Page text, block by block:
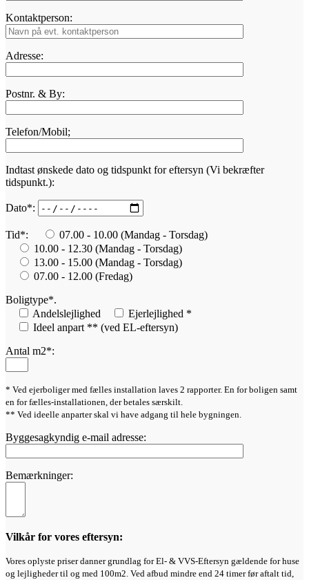
Kontaktperson:
Adresse:
Postnr. & By:
Telefon/Mobil;
Indtast ønskede dato og tidspunkt for eftersyn (Vi bekræfter
tidspunkt.):
Dato*:
Tid*:
07.00 - 10.00 (Mandag - Torsdag)
10.00 - 12.30 (Mandag - Torsdag)
13.00 - 15.00 (Mandag - Torsdag)
07.00 - 12.00 (Fredag)
Boligtype*.
Andelslejlighed
Ejerlejlighed *
Ideel anpart ** (ved EL-eftersyn)
Antal m2*:
* Ved ejerboliger med fælles installation laves 2 rapporter. En for boligen samt
en for fælles-installationen, der betales særskilt.
** Ved ideelle anparter skal vi have adgang til hele bygningen.
Byggesagkyndig e-mail adresse:
Bemærkninger:
Vilkår for vores eftersyn:
Vores oplyste priser danner grundlag for El- & VVS-Eftersyn gældende for huse
og lejligheder til og med 100m2. Ved afbud mindre end 24 timer før aftalt tid,